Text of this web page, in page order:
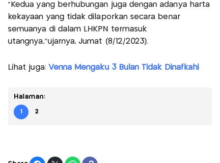
“Kedua yang berhubungan juga dengan adanya harta
kekayaan yang tidak dilaporkan secara benar
semuanya di dalam LHKPN termasuk
utangnya,”ujarnya, Jumat (8/12/2023).
Lihat juga: Venna Mengaku 3 Bulan Tidak Dinafkahi
Halaman:
1 2